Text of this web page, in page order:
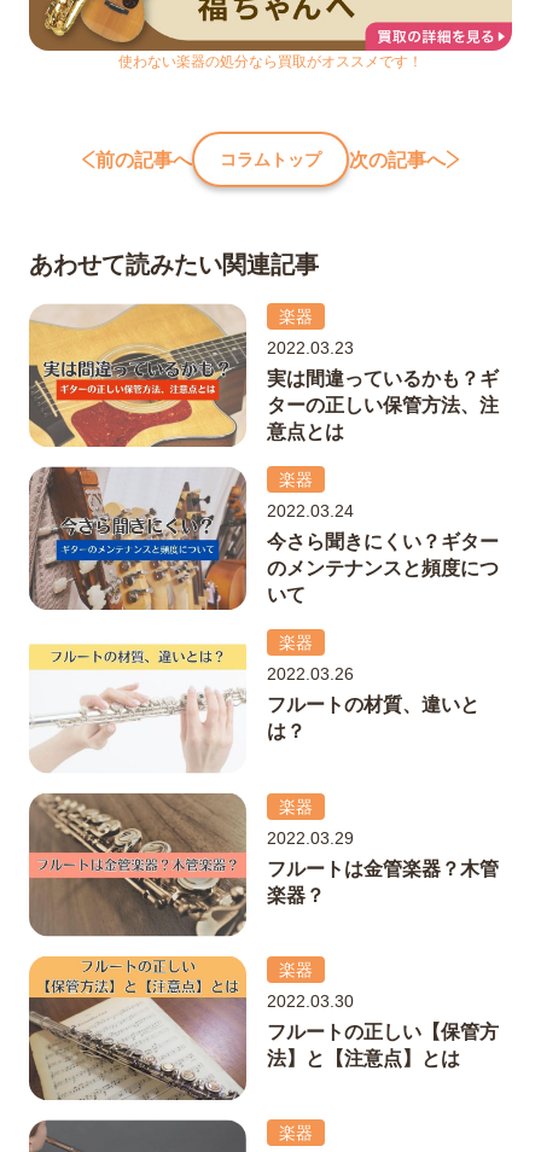
使わない楽器の処分なら買取がオススメです！
前の記事へ コラムトップ 次の記事へ
あわせて読みたい関連記事
楽器
2022.03.23
実は間違っているかも？ギ
ターの正しい保管方法、注
意点とは
楽器
2022.03.24
今さら聞きにくい？ギター
のメンテナンスと頻度につ
いて
楽器
2022.03.26
フルートの材質、違いと
は？
楽器
2022.03.29
フルートは金管楽器？木管
楽器？
楽器
2022.03.30
フルートの正しい【保管方
法】と【注意点】とは
楽器